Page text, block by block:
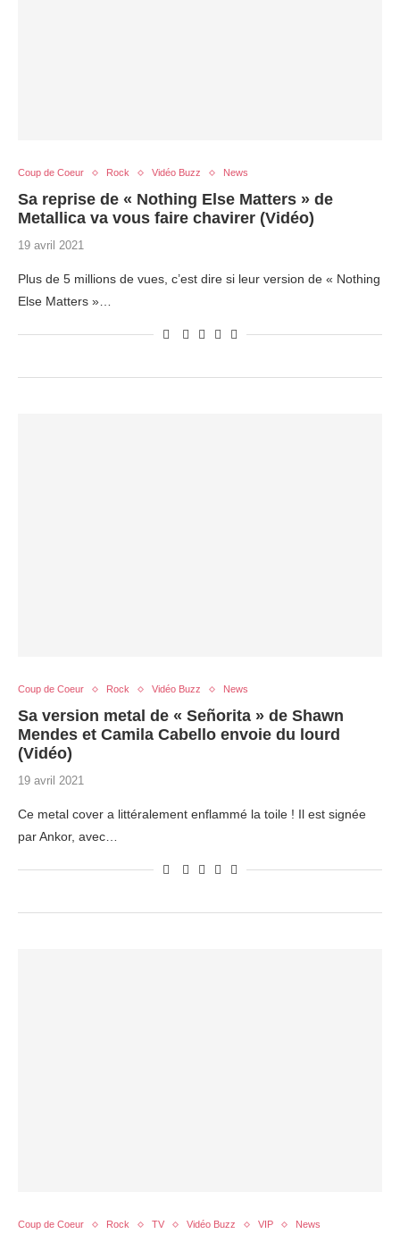
Coup de Coeur Rock Vidéo Buzz News
Sa reprise de « Nothing Else Matters » de
Metallica va vous faire chavirer (Vidéo)
19 avril 2021
Plus de 5 millions de vues, c’est dire si leur version de « Nothing
Else Matters »…
Coup de Coeur Rock Vidéo Buzz News
Sa version metal de « Señorita » de Shawn
Mendes et Camila Cabello envoie du lourd
(Vidéo)
19 avril 2021
Ce metal cover a littéralement enflammé la toile ! Il est signée
par Ankor, avec…
Coup de Coeur Rock TV Vidéo Buzz VIP News